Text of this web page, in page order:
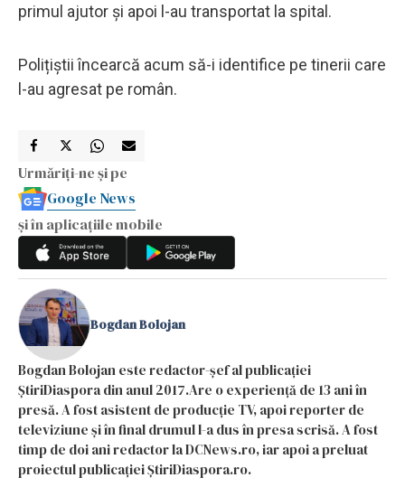
primul ajutor și apoi l-au transportat la spital.
Polițiștii încearcă acum să-i identifice pe tinerii care
l-au agresat pe român.
Urmăriți-ne și pe
Google News
și în aplicațiile mobile
Bogdan Bolojan
Bogdan Bolojan este redactor-șef al publicației
ȘtiriDiaspora din anul 2017.Are o experiență de 13 ani în
presă. A fost asistent de producție TV, apoi reporter de
televiziune și în final drumul l-a dus în presa scrisă. A fost
timp de doi ani redactor la DCNews.ro, iar apoi a preluat
proiectul publicației ȘtiriDiaspora.ro.